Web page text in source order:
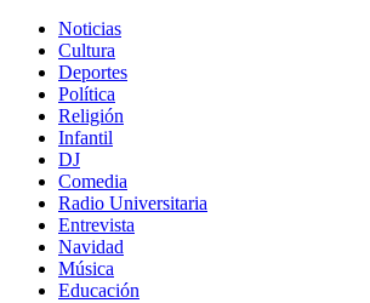
Noticias
Cultura
Deportes
Política
Religión
Infantil
DJ
Comedia
Radio Universitaria
Entrevista
Navidad
Música
Educación